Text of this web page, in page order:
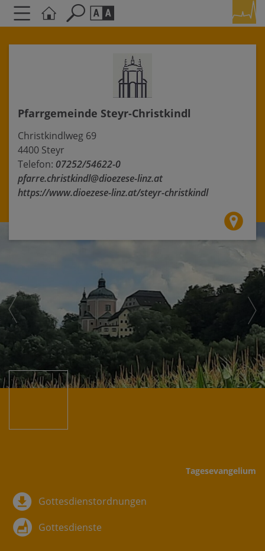
Kontrasteinstellungen
A A
Pfarrgemeinde Steyr-Christkindl
Christkindlweg 69
4400 Steyr
Telefon: 07252/54622-0
pfarre.christkindl@dioezese-linz.at
https://www.dioezese-linz.at/steyr-christkindl
Tages­evangelium
Gottesdienstordnungen
Gottesdienste